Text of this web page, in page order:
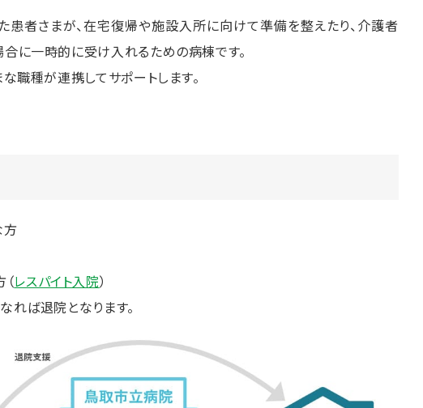
者さまが、在宅復帰や施設入所に向けて準備を整えたり、介護者
に一時的に受け入れるための病棟です。
職種が連携してサポートします。
方
レスパイト入院）
ば退院となります。